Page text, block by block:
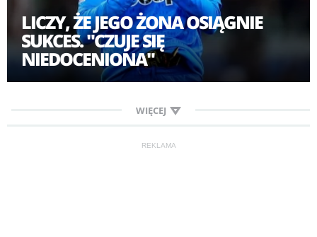
LICZY, ŻE JEGO ŻONA OSIĄGNIE
SUKCES. "CZUJE SIĘ
NIEDOCENIONA"
WIĘCEJ
REKLAMA